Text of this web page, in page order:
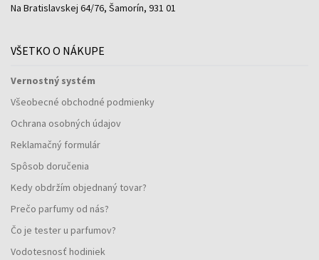
Na Bratislavskej 64/76, Šamorín, 931 01
VŠETKO O NÁKUPE
Vernostný systém
Všeobecné obchodné podmienky
Ochrana osobných údajov
Reklamačný formulár
Spôsob doručenia
Kedy obdržím objednaný tovar?
Prečo parfumy od nás?
Čo je tester u parfumov?
Vodotesnosť hodiniek